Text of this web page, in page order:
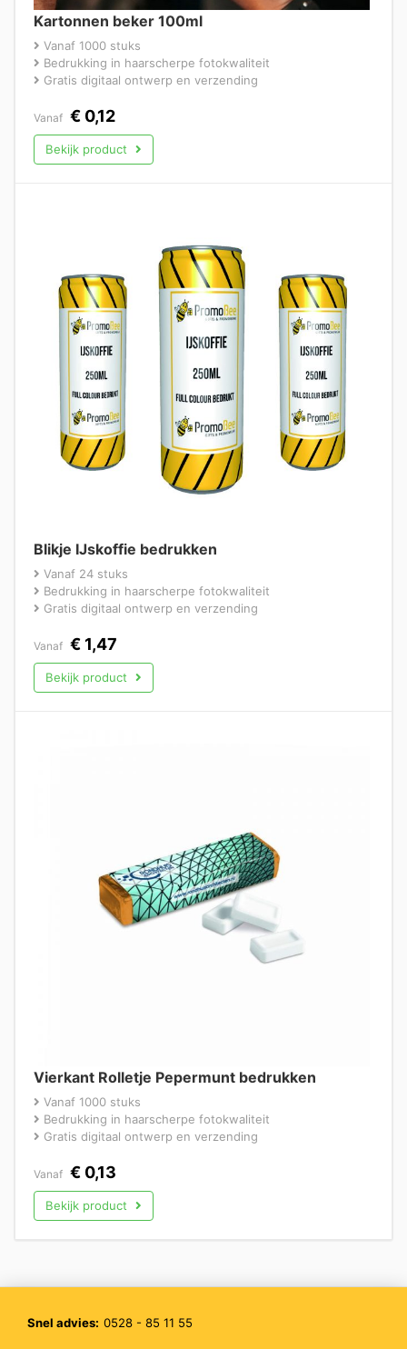
Kartonnen beker 100ml
Vanaf 1000 stuks
Bedrukking in haarscherpe fotokwaliteit
Gratis digitaal ontwerp en verzending
Vanaf € 0,12
Bekijk product
Blikje IJskoffie bedrukken
Vanaf 24 stuks
Bedrukking in haarscherpe fotokwaliteit
Gratis digitaal ontwerp en verzending
Vanaf € 1,47
Bekijk product
Vierkant Rolletje Pepermunt bedrukken
Vanaf 1000 stuks
Bedrukking in haarscherpe fotokwaliteit
Gratis digitaal ontwerp en verzending
Vanaf € 0,13
Bekijk product
Snel advies: 0528 - 85 11 55